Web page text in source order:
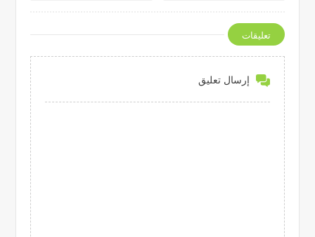
تعليقات
إرسال تعليق